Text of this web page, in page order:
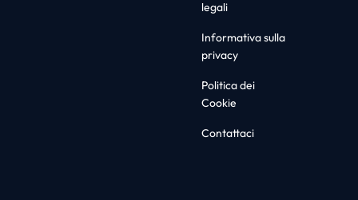
legali
Informativa sulla
privacy
Politica dei
Cookie
Contattaci